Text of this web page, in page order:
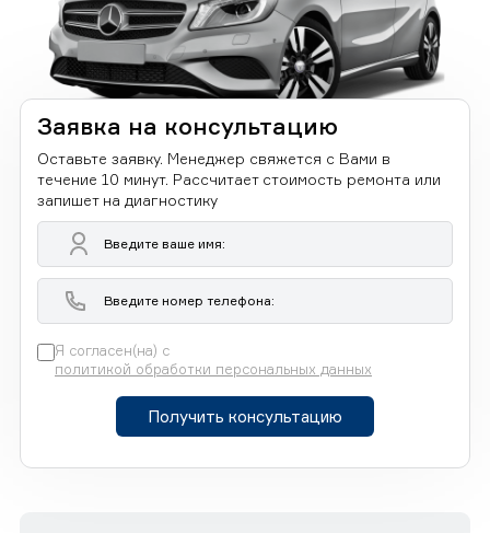
Заявка на консультацию
Оставьте заявку. Менеджер свяжется с Вами в
течение 10 минут. Рассчитает стоимость ремонта или
запишет на диагностику
Я согласен(на) с
политикой обработки персональных данных
Получить консультацию